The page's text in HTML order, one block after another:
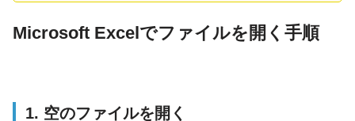
Microsoft Excelでファイルを開く手順
1. 空のファイルを開く